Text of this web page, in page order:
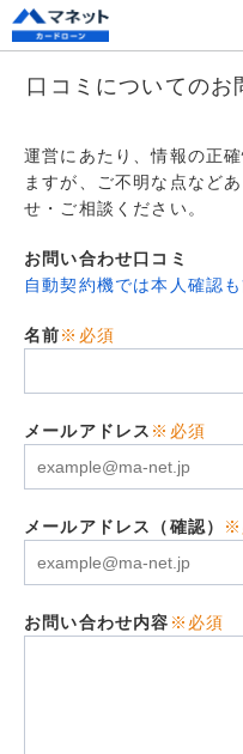
口コミについてのお
運営にあたり、情報の正
ますが、ご不明な点など
せ・ご相談ください。
お問い合わせ口コミ
自動契約機では本人確認
名前※必須
メールアドレス ※必須
メールアドレス（確認） ※
お問い合わせ内容 ※必須